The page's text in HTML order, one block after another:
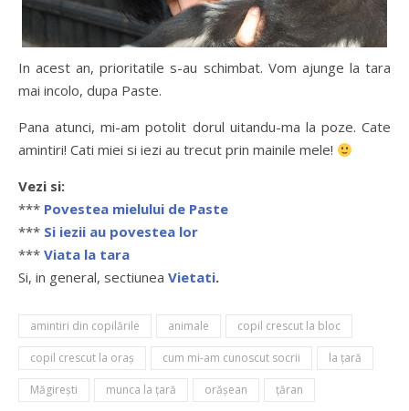
In acest an, prioritatile s-au schimbat. Vom ajunge la tara
mai incolo, dupa Paste.
Pana atunci, mi-am potolit dorul uitandu-ma la poze. Cate
amintiri! Cati miei si iezi au trecut prin mainile mele!
Vezi si:
*** Povestea mielului de Paste
*** Si iezii au povestea lor
*** Viata la tara
Si, in general, sectiunea Vietati.
amintiri din copilările animale copil crescut la bloc
copil crescut la oraș cum mi-am cunoscut socrii la ţară
Măgirești munca la ţară orășean țăran